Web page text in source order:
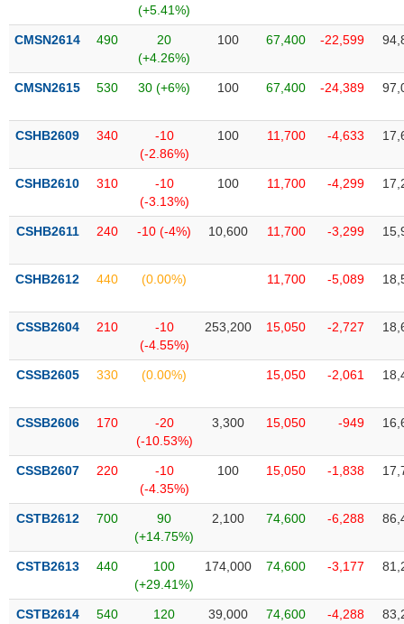
(+5.41%)
CMSN2614 490
20
(+4.26%)
100 67,400 -22,599
CMSN2615 530 30 (+6%) 100 67,400 -24,389
CSHB2609 340
-10
(-2.86%)
100 11,700 -4,633
CSHB2610 310
-10
(-3.13%)
100 11,700 -4,299
CSHB2611 240 -10 (-4%) 10,600 11,700 -3,299
CSHB2612 440 (0.00%) 11,700 -5,089
CSSB2604 210
-10
(-4.55%)
253,200 15,050 -2,727
CSSB2605 330 (0.00%) 15,050 -2,061
CSSB2606 170
-20
(-10.53%)
3,300 15,050 -949
CSSB2607 220
-10
(-4.35%)
100 15,050 -1,838
CSTB2612 700
90
(+14.75%)
2,100 74,600 -6,288
CSTB2613 440
100
(+29.41%)
174,000 74,600 -3,177
CSTB2614 540
120
39,000 74,600 -4,288
chính
Công
cụ
tư
Truyền
thông
chính
Dữ
liệu
chính